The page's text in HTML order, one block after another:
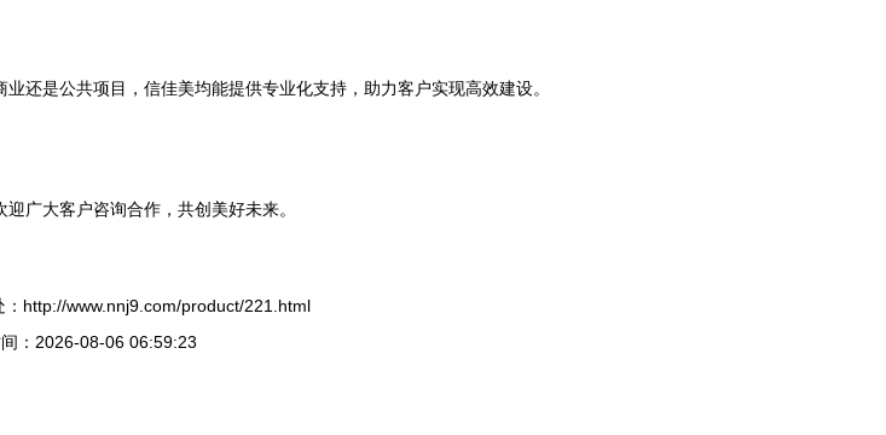
还是公共项目，信佳美均能提供专业化支持，助力客户实现高效建设。
广大客户咨询合作，共创美好未来。
：http://www.nnj9.com/product/221.html
：2026-08-06 06:59:23